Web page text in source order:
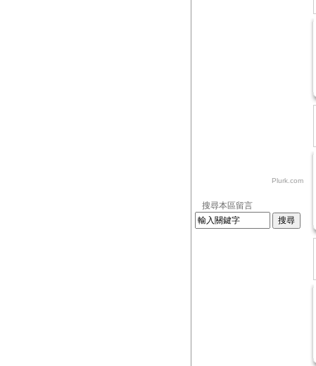
Plurk.com
搜尋本區留言